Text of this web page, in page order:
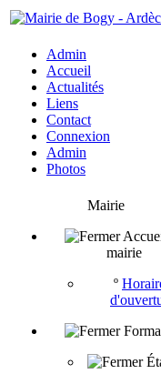
Admin
Accueil
Actualités
Liens
Contact
Connexion
Admin
Photos
Mairie
mairie
º